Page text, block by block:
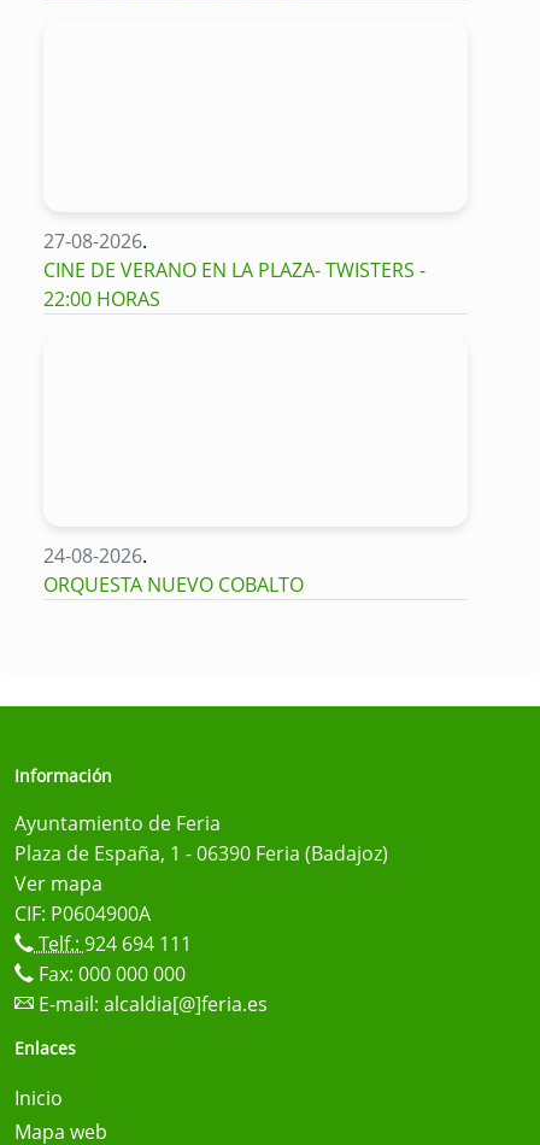
27-08-2026.
CINE DE VERANO EN LA PLAZA- TWISTERS -
22:00 HORAS
24-08-2026.
ORQUESTA NUEVO COBALTO
Información
Ayuntamiento de Feria
Plaza de España, 1 - 06390 Feria (Badajoz)
Ver mapa
CIF: P0604900A
Telf.: 924 694 111
Fax: 000 000 000
E-mail: alcaldia[@]feria.es
Enlaces
Inicio
Mapa web